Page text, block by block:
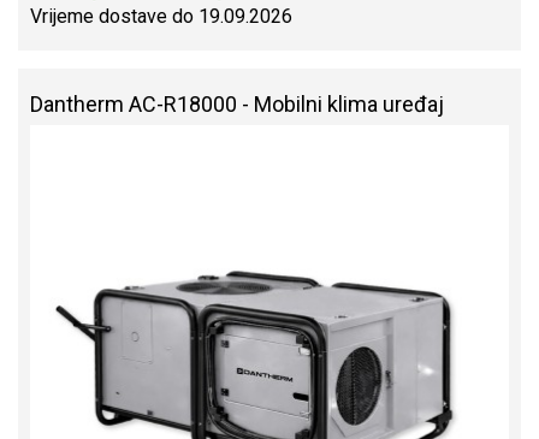
Vrijeme dostave do 19.09.2026
Dantherm AC-R18000 - Mobilni klima uređaj